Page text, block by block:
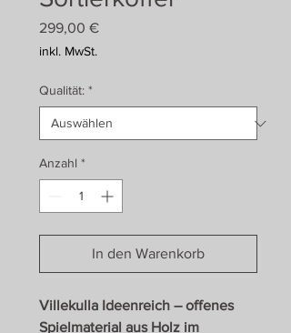
299,00 €Preis
inkl. MwSt.
Qualität: *
Anzahl *
In den Warenkorb
Villekulla Ideenreich – offenes
Spielmaterial aus Holz im